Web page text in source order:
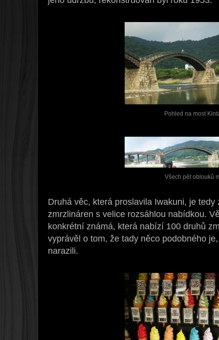
Pohled na most
Všech pět oblouků
Druhá věc, která proslavila Iwakuni, je
zmrzlináren s velice rozsáhlou nabídkou.
konkrétní známá, která nabízí 100 druhů
vyprávěl o tom, že tady něco podobného
narazili.